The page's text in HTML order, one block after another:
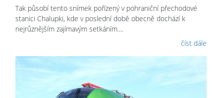
Tak působí tento snímek pořízený v pohraniční přechodové
stanici Chalupki, kde v poslední době obecně dochází k
nejrůznějším zajímavým setkáním....
číst dále